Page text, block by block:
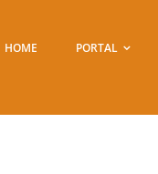
HOME PORTAL